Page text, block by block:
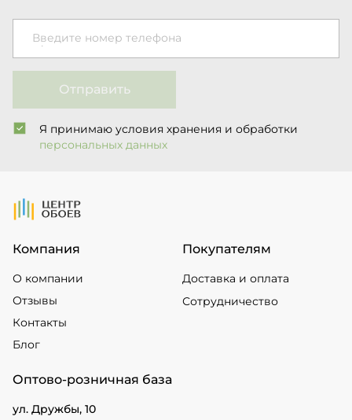
Введите номер телефона
Отправить
Я принимаю условия хранения и обработки
персональных данных
На Главную
Компания
О компании
Отзывы
Контакты
Блог
Покупателям
Доставка и оплата
Сотрудничество
Оптово-розничная база
ул. Дружбы, 10